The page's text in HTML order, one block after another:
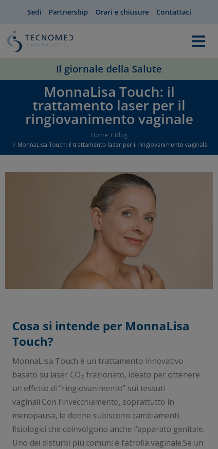
Sedi Partnership Orari e chiusure Contattaci
Il giornale della Salute
MonnaLisa Touch: il
trattamento laser per il
ringiovanimento vaginale
Home
Blog
MonnaLisa Touch: il trattamento laser per il ringiovanimento vaginale
Cosa si intende per MonnaLisa
Touch?
MonnaLisa Touch è un trattamento innovativo
basato su laser CO₂ frazionato, ideato per ottenere
un effetto di “ringiovanimento” sui tessuti
vaginali.Con l’invecchiamento, soprattutto in
menopausa, le donne subiscono cambiamenti
fisiologici che coinvolgono anche l’apparato genitale.
Uno dei disturbi più comuni è l’atrofia vaginale.Se un